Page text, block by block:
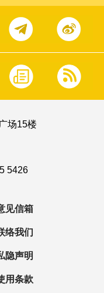
场15楼
5426
见信箱
络我们
隐声明
用条款